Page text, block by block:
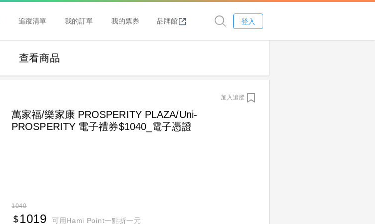
追蹤清單 我的訂單 我的票券 品牌館 登入
查看商品
加入追蹤
萬家福/樂家康 PROSPERITY PLAZA/Uni-
PROSPERITY 電子禮券$1040_電子憑證
1040
1019 可用Hami Point一點折一元